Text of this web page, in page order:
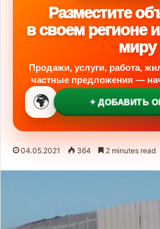
Разместите
в своем регионе
миру
Продажи, услуги, работа,
частные предложения —
🌍 + ДОБАВИТЬ
04.05.2021 364 2 minutes read